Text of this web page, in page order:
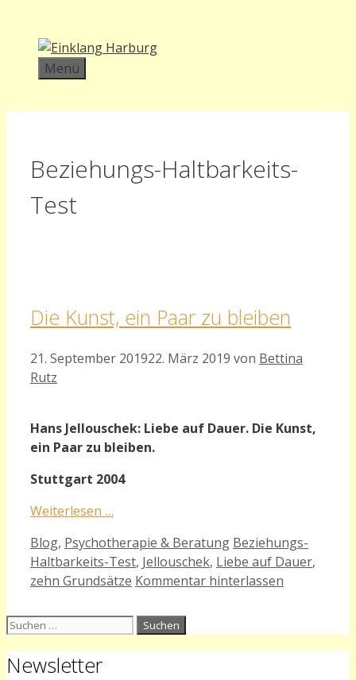
Inhalt
springen
Menü
Beziehungs-Haltbarkeits-
Test
Die Kunst, ein Paar zu bleiben
21. September 201922. März 2019 von Bettina
Rutz
Hans Jellouschek: Liebe auf Dauer. Die Kunst,
ein Paar zu bleiben.
Stuttgart 2004
Weiterlesen …
Kategorien
Blog, Psychotherapie & Beratung Schlagwörter
Beziehungs-
Haltbarkeits-Test, Jellouschek, Liebe auf Dauer,
zehn Grundsätze Kommentar hinterlassen
Suchen
Newsletter